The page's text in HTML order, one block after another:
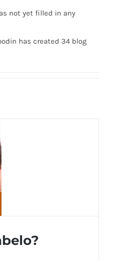
not yet filled in any
has created 34 blog